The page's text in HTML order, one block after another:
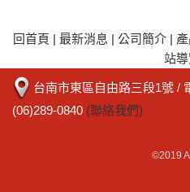
回首頁 | 最新消息 | 公司簡介|
站
台南市東區自由路三段1號 /
(06)289-0840 (聯絡我們)
©2019